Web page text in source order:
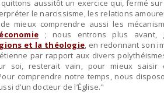
aussitôt un exercice qui, fermé
le narcissisme, les relations
mieux comprendre aussi les
économie ; nous entrons plus avant,
et la théologie, en redonnant son
par rapport aux divers
soi, resterait vain, pour mieux saisir
comprendre notre temps, nous
d’un docteur de l’Église."